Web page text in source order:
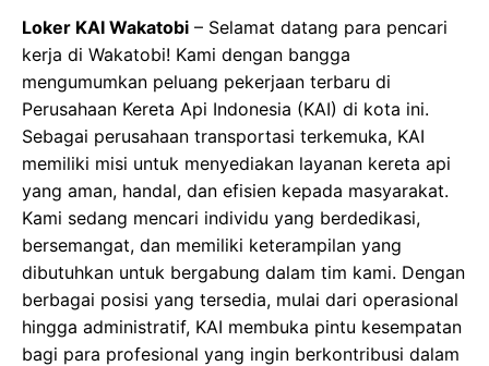
Loker KAI Wakatobi – Selamat datang para pencari
kerja di Wakatobi! Kami dengan bangga
mengumumkan peluang pekerjaan terbaru di
Perusahaan Kereta Api Indonesia (KAI) di kota ini.
Sebagai perusahaan transportasi terkemuka, KAI
memiliki misi untuk menyediakan layanan kereta api
yang aman, handal, dan efisien kepada masyarakat.
Kami sedang mencari individu yang berdedikasi,
bersemangat, dan memiliki keterampilan yang
dibutuhkan untuk bergabung dalam tim kami. Dengan
berbagai posisi yang tersedia, mulai dari operasional
hingga administratif, KAI membuka pintu kesempatan
bagi para profesional yang ingin berkontribusi dalam